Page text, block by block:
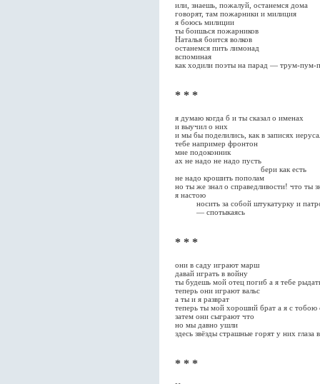
или, знаешь, пожалуй, останемся дома
говорят, там пожарники и милиция
я боюсь милиции
ты боишься пожарников
Наталья боится волков
останемся пить лимонад
вспоминая
как ходили поэты на парад — трум-
* * *
я думаю когда б и ты сказал о именах
и выучил о них
и мы бы поделились, как в записях
тебе например фронтон
мне подоконник
ах не надо не надо пусть
бери как есть
не надо крошить пополам
но ты же знал о справедливости! что ты
я настою
носить за собой штукатурку и
— спотыкаясь
* * *
они в саду играют марш
давай играть в войну
ты будешь мой отец погиб а я тебе
теперь они играют вальс
а ты и я разврат
теперь ты мой хороший брат а я с тобою
затем они сыграют что
но мы давно ушли
здесь звёзды страшные горят у них глаза
* * *